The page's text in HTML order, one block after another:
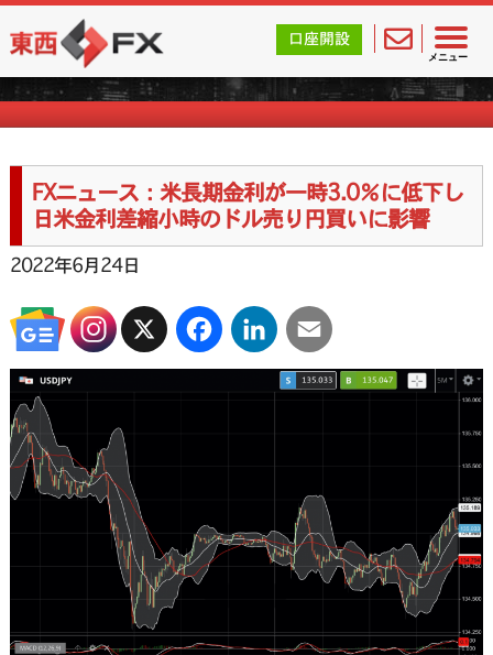
メニュー
東西FX｜海外FX会社（ブローカー）の無料口座開設サポ
口座開設
FXニュース一覧
FXニュース：米長期金利が一時3.0％に低下し
日米金利差縮小時のドル売り円買いに影響
2022年6月24日
X FacebookLinkedInEmail